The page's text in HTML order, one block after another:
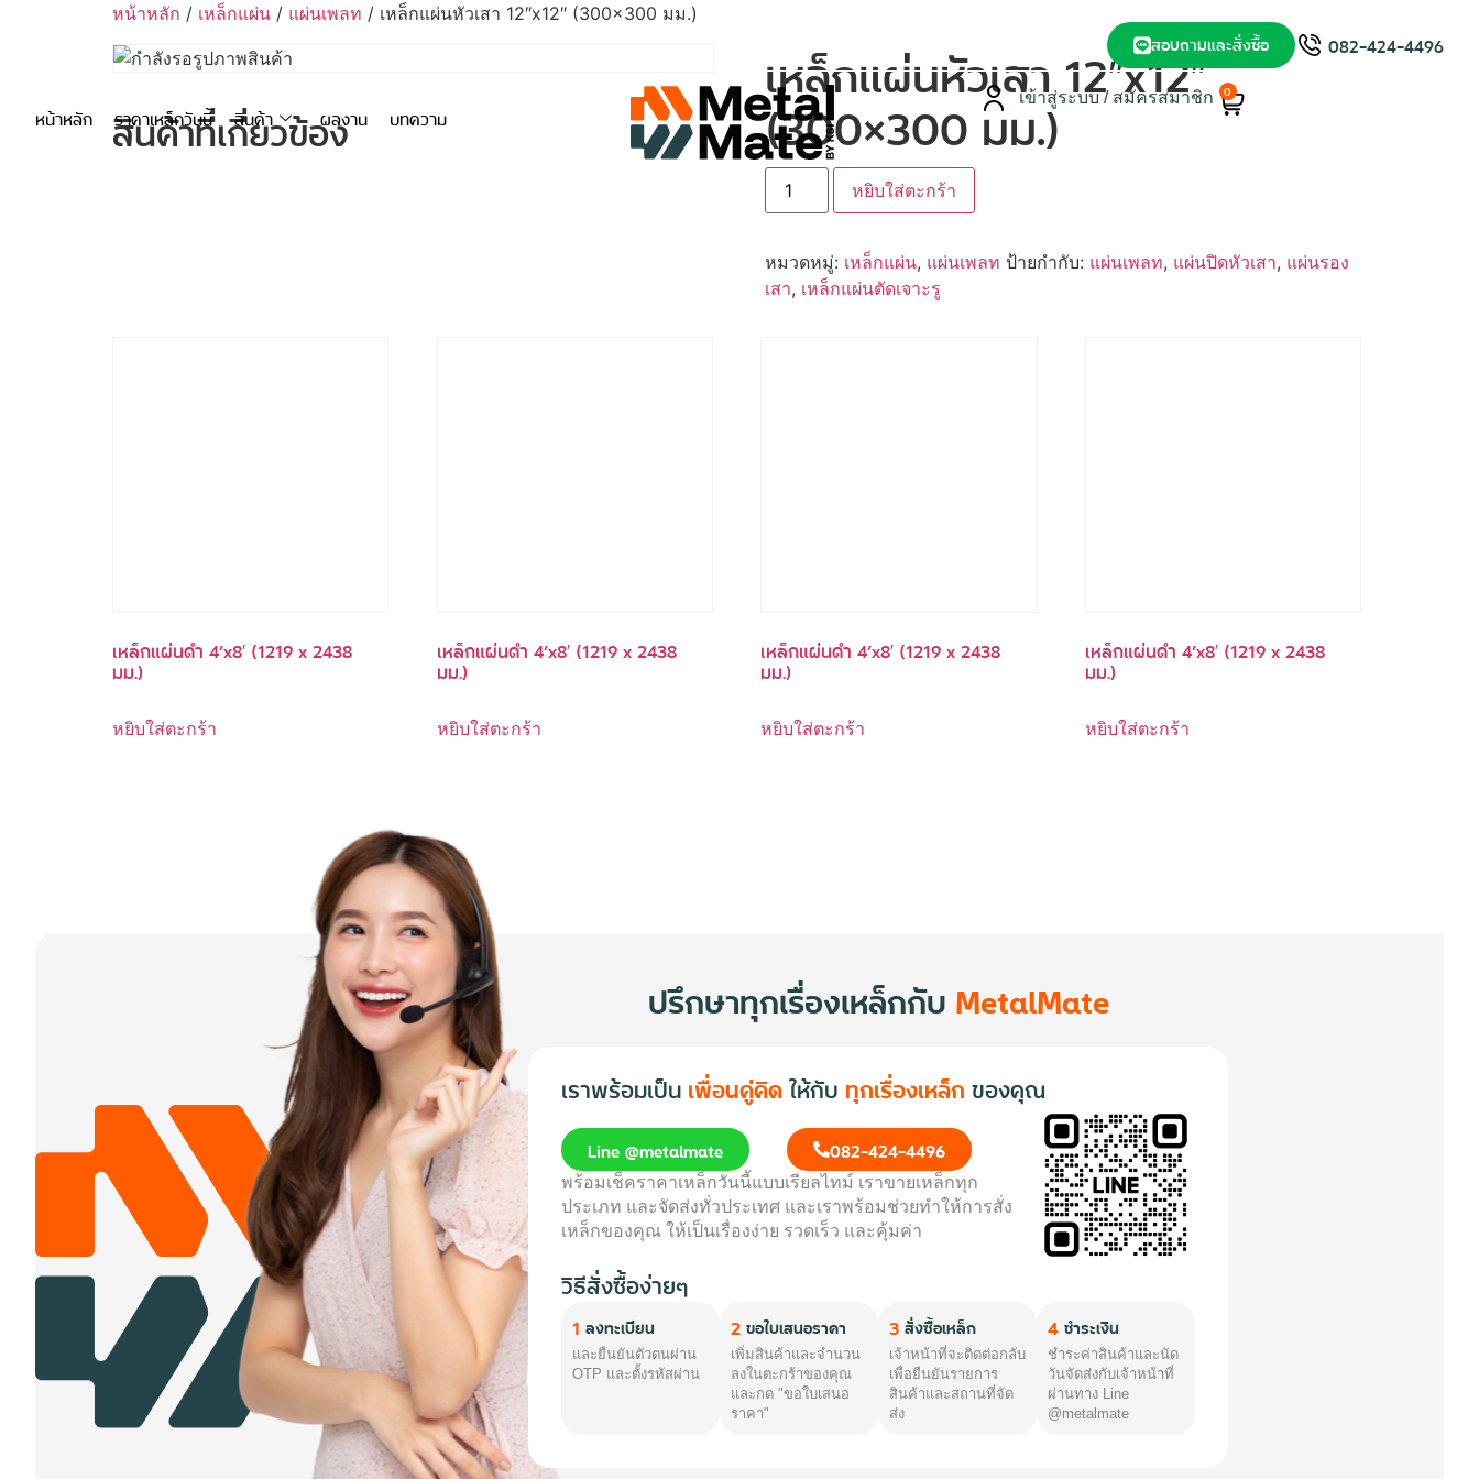
สอบถามและสั่งซื้อ 082-424-4496
หน้าหลัก ราคาเหล็กวันนี้ สินค้า ผลงาน บทความ
เข้าสู่ระบบ / สมัครสมาชิก 0
หน้าหลัก / เหล็กแผ่น / แผ่นเพลท / เหล็กแผ่นหัวเสา 12″x12″ (300×300 มม.)
เหล็กแผ่นหัวเสา 12″x12″
(300×300 มม.)
หยิบใส่ตะกร้า
หมวดหมู่: เหล็กแผ่น, แผ่นเพลท ป้ายกำกับ: แผ่นเพลท, แผ่นปิดหัวเสา, แผ่นรอง
เสา, เหล็กแผ่นตัดเจาะรู
สินค้าที่เกี่ยวข้อง
เหล็กแผ่นดำ 4’x8′ (1219 x 2438
มม.)
หยิบใส่ตะกร้า
เหล็กแผ่นดำ 4’x8′ (1219 x 2438
มม.)
หยิบใส่ตะกร้า
เหล็กแผ่นดำ 4’x8′ (1219 x 2438
มม.)
หยิบใส่ตะกร้า
เหล็กแผ่นดำ 4’x8′ (1219 x 2438
มม.)
หยิบใส่ตะกร้า
ปรึกษาทุกเรื่องเหล็กกับ MetalMate
เราพร้อมเป็น เพื่อนคู่คิด ให้กับ ทุกเรื่องเหล็ก ของคุณ
Line @metalmate 082-424-4496
พร้อมเช็คราคาเหล็กวันนี้แบบเรียลไทม์ เราขายเหล็กทุก
ประเภท และจัดส่งทั่วประเทศ และเราพร้อมช่วยทำให้การสั่ง
เหล็กของคุณ ให้เป็นเรื่องง่าย รวดเร็ว และคุ้มค่า
วิธีสั่งซื้อง่ายๆ
1 ลงทะเบียน
และยืนยันตัวตนผ่าน
OTP และตั้งรหัสผ่าน
2 ขอใบเสนอราคา
เพิ่มสินค้าและจำนวน
ลงในตะกร้าของคุณ
และกด "ขอใบเสนอ
ราคา"
3 สั่งซื้อเหล็ก
เจ้าหน้าที่จะติดต่อกลับ
เพื่อยืนยันรายการ
สินค้าและสถานที่จัด
ส่ง
4 ชำระเงิน
ชำระค่าสินค้าและนัด
วันจัดส่งกับเจ้าหน้าที่
ผ่านทาง Line
@metalmate